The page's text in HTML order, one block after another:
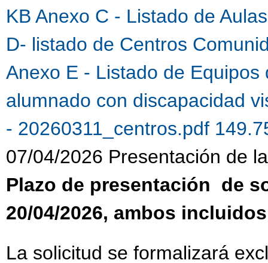
KB Anexo C - Listado de
D- listado de Centros
Anexo E - Listado de
alumnado con discapacidad
- 20260311_centros.pdf
07/04/2026 Presentación de
Plazo de presentación de
20/04/2026, ambos incluidos
La solicitud se formalizará